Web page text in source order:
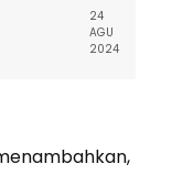
24
AGU
2024